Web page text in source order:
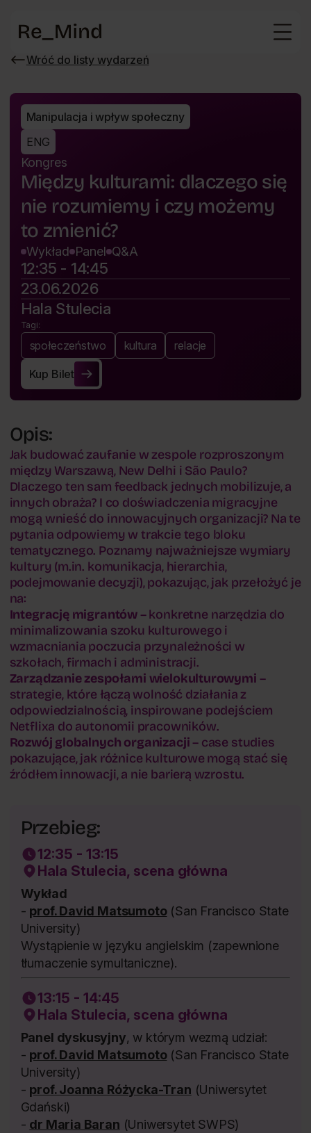
Wróć do listy wydarzeń
Wróć
wydarzeń
Manipulacja i wpływ społeczny
ENG
Kongres
Między kulturami: dlaczego się
nie rozumiemy i czy możemy
to zmienić?
Wykład Panel Q&A
12:35 - 14:45
23.06.2026
Hala Stulecia
Tagi:
społeczeństwo kultura relacje
Kup Bilet
Kup Bilet
Opis:
Jak budować zaufanie w zespole rozproszonym
między Warszawą, New Delhi i São Paulo?
Dlaczego ten sam feedback jednych mobilizuje, a
innych obraża? I co doświadczenia migracyjne
mogą wnieść do innowacyjnych organizacji? Na te
pytania odpowiemy w trakcie tego bloku
tematycznego. Poznamy najważniejsze wymiary
kultury (m.in. komunikacja, hierarchia,
podejmowanie decyzji), pokazując, jak przełożyć je
na:
Integrację migrantów–konkretne narzędzia do
minimalizowania szoku kulturowego i
wzmacniania poczucia przynależności w
szkołach, firmach i administracji.
Zarządzanie zespołami wielokulturowymi –
strategie, które łączą wolność działania z
odpowiedzialnością, inspirowane podejściem
Netflixa do autonomii pracowników.
Rozwój globalnych organizacji– case studies
pokazujące, jak różnice kulturowe mogą stać się
źródłem innowacji, a nie barierą wzrostu.
Przebieg:
12:35 - 13:15
Hala Stulecia, scena główna
Wykład
- prof. David Matsumoto(San Francisco State
University)
Wystąpienie w języku angielskim (zapewnione
tłumaczenie symultaniczne).
13:15 - 14:45
Hala Stulecia, scena główna
Panel dyskusyjny, w którym wezmą udział:
- prof. David Matsumoto(San Francisco State
University)
- prof. Joanna Różycka-Tran (Uniwersytet
Gdański)
- dr Maria Baran (Uniwersytet SWPS)